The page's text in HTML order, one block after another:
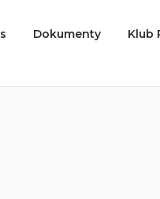
Dokumenty Klub